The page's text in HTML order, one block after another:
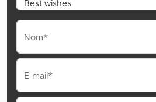
Nom*
E-mail*